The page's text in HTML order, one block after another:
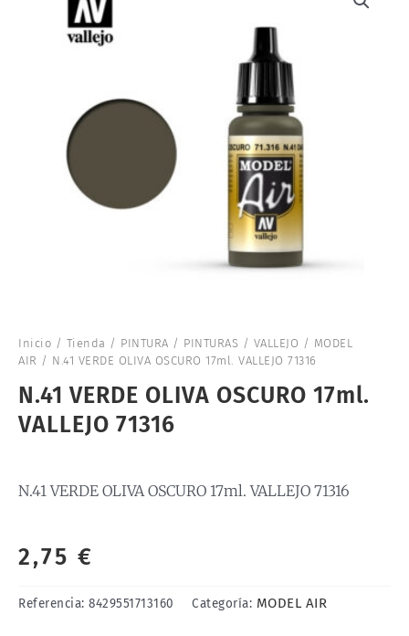
Inicio / Tienda / PINTURA / PINTURAS / VALLEJO / MODEL
AIR / N.41 VERDE OLIVA OSCURO 17ml. VALLEJO 71316
N.41 VERDE OLIVA OSCURO 17ml.
VALLEJO 71316
N.41 VERDE OLIVA OSCURO 17ml. VALLEJO 71316
2,75 €
Referencia: 8429551713160 Categoría: MODEL AIR